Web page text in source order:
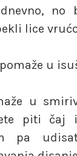
no
lice
pomaže u
u
piti čaj
pa